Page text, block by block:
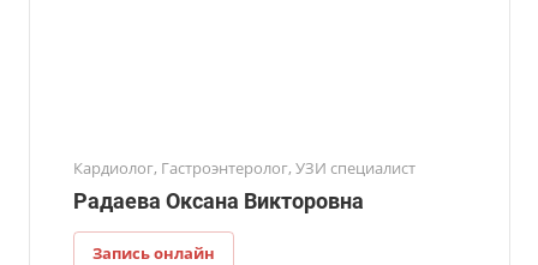
Кардиолог, Гастроэнтеролог, УЗИ специалист
Радаева Оксана Викторовна
Запись онлайн